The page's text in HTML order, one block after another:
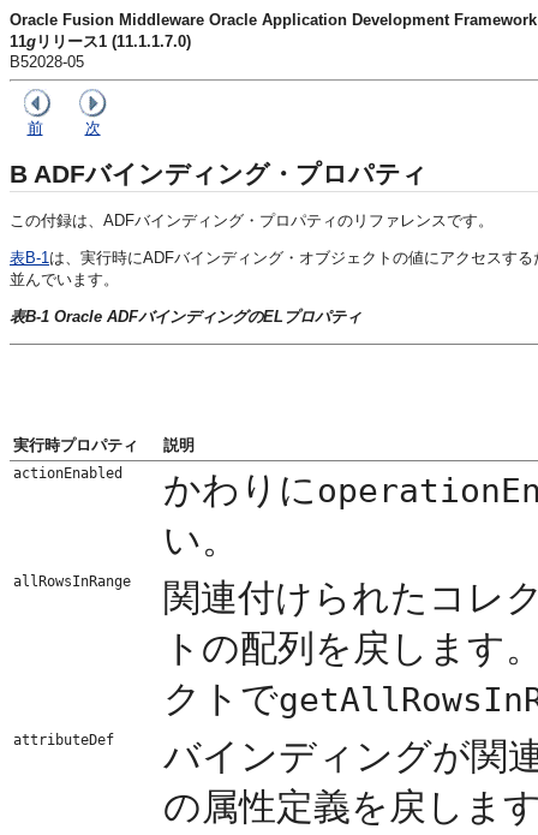
Oracle Fusion Middleware Oracle Application Development
11g リリース1 (11.1.1.7.0)
B52028-05
前 次
B ADFバインディング・プロパティ
この付録は、ADFバインディング・プロパティのリファレンスです。
表B-1 は、実行時にADFバインディング・オブジェクトの値にアクセスす
並んでいます。
表B-1 Oracle ADFバインディングのELプロパティ
実行時プロパティ 説明
actionEnabled かわりに
い。
allRowsInRange
関連付けられたコレ
トの配列を戻します
クトで
attributeDef
バインディングが関
の属性定義を戻しま